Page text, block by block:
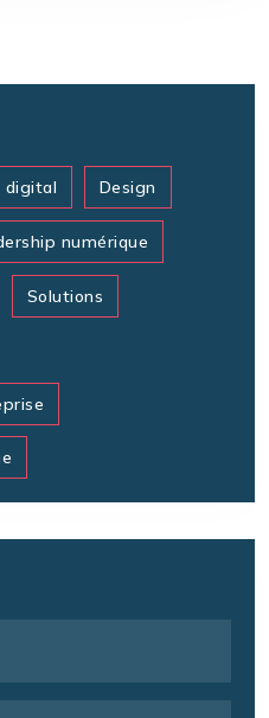
digital Design
numérique
Solutions